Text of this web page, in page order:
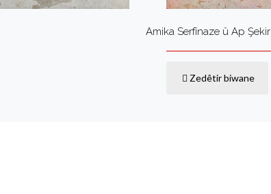
Amika Serfînaze û Ap Şekir
Zedêtir biwane